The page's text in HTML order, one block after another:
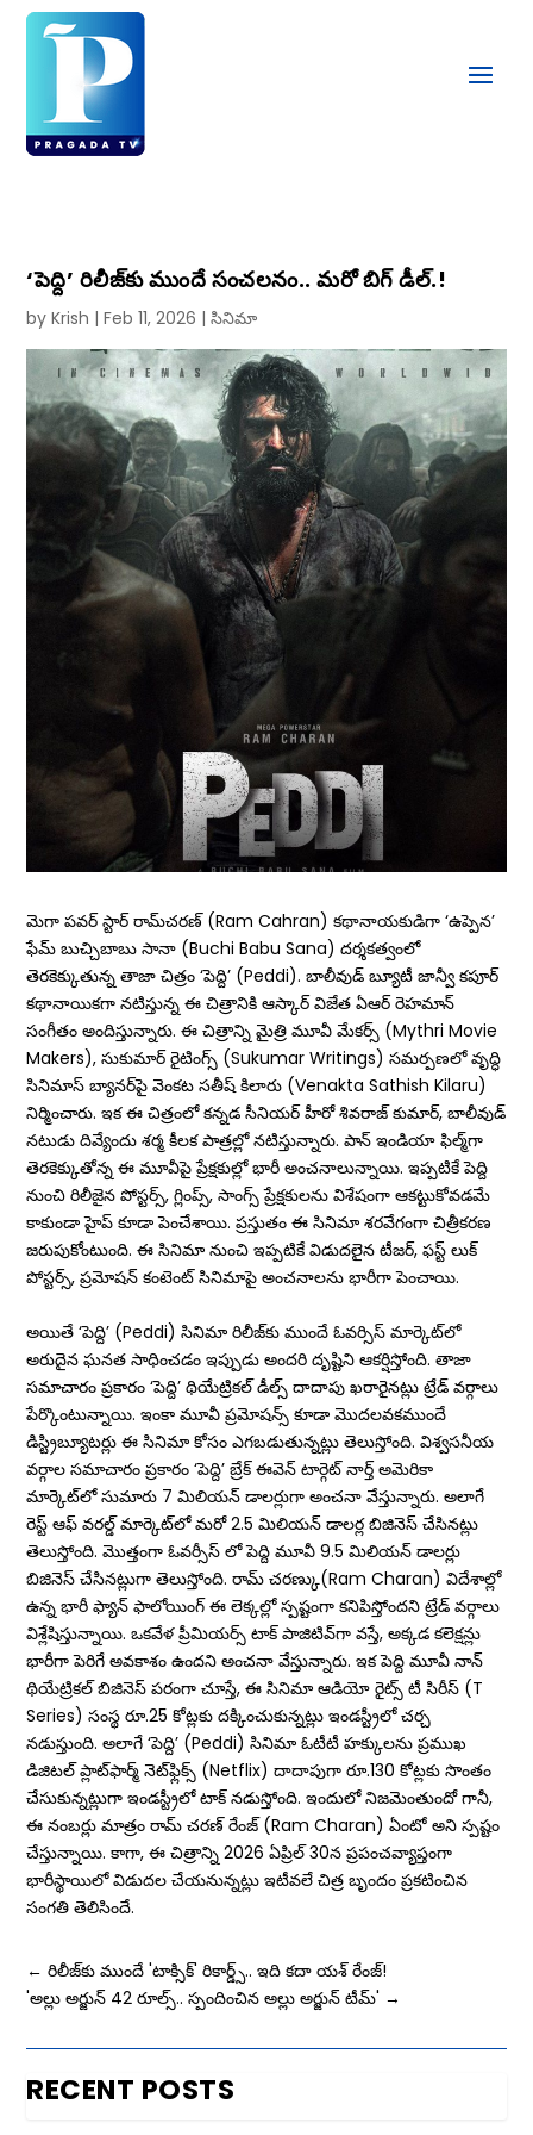
‘పెద్ది’ రిలీజ్‌కు ముందే సంచలనం.. మరో బిగ్ డీల్.!
byKrish |Feb 11, 2026 |సినిమా
మెగా పవర్ స్టార్ రామ్‌చరణ్‌ (Ram Cahran) కథానాయకుడిగా ‘ఉప్పెన’
ఫేమ్‌ బుచ్చిబాబు సానా (Buchi Babu Sana) దర్శకత్వంలో
తెరకెక్కుతున్న తాజా చిత్రం ‘పెద్ది’ (Peddi). బాలీవుడ్ బ్యూటీ జాన్వీ కపూర్‌
కథానాయికగా నటిస్తున్న ఈ చిత్రానికి ఆస్కార్‌ విజేత ఏఆర్‌ రెహమాన్‌
సంగీతం అందిస్తున్నారు. ఈ చిత్రాన్ని మైత్రి మూవీ మేకర్స్ (Mythri Movie
Makers), సుకుమార్ రైటింగ్స్ (Sukumar Writings) సమర్పణలో వృద్ధి
సినిమాస్ బ్యానర్‌పై వెంకట సతీష్ కిలారు (Venakta Sathish Kilaru)
నిర్మించారు. ఇక ఈ చిత్రంలో కన్నడ సీనియర్ హీరో శివరాజ్ కుమార్, బాలీవుడ్
నటుడు దివ్యేందు శర్మ కీలక పాత్రల్లో నటిస్తున్నారు. పాన్‌ ఇండియా ఫిల్మ్‌గా
తెరకెక్కుతోన్న ఈ మూవీపై ప్రేక్షకుల్లో భారీ అంచనాలున్నాయి. ఇప్పటికే పెద్ది
నుంచి రిలీజైన పోస్టర్స్, గ్లింప్స్, సాంగ్స్ ప్రేక్షకులను విశేషంగా ఆకట్టుకోవడమే
కాకుండా హైప్ కూడా పెంచేశాయి. ప్రస్తుతం ఈ సినిమా శరవేగంగా చిత్రీకరణ
జరుపుకోంటుంది. ఈ సినిమా నుంచి ఇప్పటికే విడుదలైన టీజర్, ఫస్ట్ లుక్
పోస్టర్స్, ప్రమోషన్ కంటెంట్ సినిమాపై అంచనాలను భారీగా పెంచాయి.
అయితే ‘పెద్ది’ (Peddi) సినిమా రిలీజ్‌కు ముందే ఓవర్సిస్ మార్కెట్‌లో
అరుదైన ఘనత సాధించడం ఇప్పుడు అందరి దృష్టిని ఆకర్షిస్తోంది. తాజా
సమాచారం ప్రకారం ‘పెద్ది’ థియేట్రికల్ డీల్స్ దాదాపు ఖరారైనట్లు ట్రేడ్ వర్గాలు
పేర్కొంటున్నాయి. ఇంకా మూవీ ప్రమోషన్స్ కూడా మొదలవకముందే
డిస్ట్రిబ్యూటర్లు ఈ సినిమా కోసం ఎగబడుతున్నట్లు తెలుస్తోంది. విశ్వసనీయ
వర్గాల సమాచారం ప్రకారం ‘పెద్ది’ బ్రేక్​ ఈవెన్​ టార్గెట్​ నార్త్ అమెరికా
మార్కెట్‌లో సుమారు 7 మిలియన్ డాలర్లుగా అంచనా వేస్తున్నారు. అలాగే
రెస్ట్ ఆఫ్ వరల్డ్ మార్కెట్‌లో మరో 2.5 మిలియన్ డాలర్ల బిజినెస్ చేసినట్లు
తెలుస్తోంది. మొత్తంగా ఓవర్సీస్ లో పెద్ది మూవీ 9.5 మిలియన్ డాలర్లు
బిజినెస్ చేసినట్లుగా తెలుస్తోంది. రామ్ చరణ్కు(Ram Charan) విదేశాల్లో
ఉన్న భారీ ఫ్యాన్ ఫాలోయింగ్ ఈ లెక్కల్లో స్పష్టంగా కనిపిస్తోందని ట్రేడ్ వర్గాలు
విశ్లేషిస్తున్నాయి. ఒకవేళ ప్రీమియర్స్ టాక్ పాజిటివ్‌గా వస్తే, అక్కడ కలెక్షన్లు
భారీగా పెరిగే అవకాశం ఉందని అంచనా వేస్తున్నారు. ఇక పెద్ది మూవీ నాన్
థియేట్రికల్ బిజినెస్ పరంగా చూస్తే, ఈ సినిమా ఆడియో రైట్స్ టీ సిరీస్ (T
Series) సంస్థ రూ.25 కోట్లకు దక్కించుకున్నట్లు ఇండస్ట్రీలో చర్చ
న‌డుస్తుంది. అలాగే ‘పెద్ది’ (Peddi) సినిమా ఓటీటీ హక్కులను ప్రముఖ
డిజిటల్ ప్లాట్‌ఫార్మ్ నెట్‌ఫ్లిక్స్ (Netflix) దాదాపుగా రూ.130 కోట్లకు సొంతం
చేసుకున్నట్లుగా ఇండస్ట్రీలో టాక్ నడుస్తోంది. ఇందులో నిజమెంతుందో గానీ,
ఈ నంబర్లు మాత్రం రామ్ చరణ్ రేంజ్‌ (Ram Charan) ఏంటో అని స్పష్టం
చేస్తున్నాయి. కాగా, ఈ చిత్రాన్ని 2026 ఏప్రిల్ 30న ప్రపంచవ్యాప్తంగా
భారీస్థాయిలో విడుదల చేయనున్నట్లు ఇటీవలే చిత్ర బృందం ప్రకటించిన
సంగతి తెలిసిందే.
←రిలీజ్‌కు ముందే 'టాక్సిక్‌' రికార్డ్స్.. ఇది క‌దా యశ్ రేంజ్!
'అల్లు అర్జున్ 42 రూల్స్.. స్పందించిన అల్లు అర్జున్ టీమ్' →
RECENT POSTS